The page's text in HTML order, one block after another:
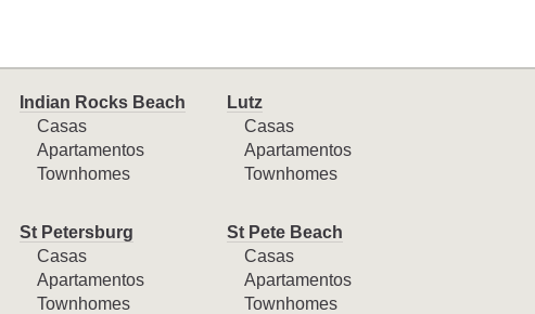
Indian Rocks Beach
Casas
Apartamentos
Townhomes
Lutz
Casas
Apartamentos
Townhomes
St Petersburg
Casas
Apartamentos
Townhomes
St Pete Beach
Casas
Apartamentos
Townhomes